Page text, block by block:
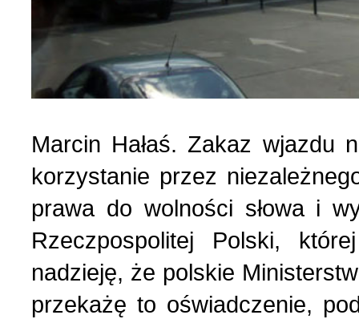
Marcin Hałaś. Zakaz wjazdu
korzystanie przez
prawa do wolności słowa i
Rzeczpospolitej Polski,
nadzieję, że polskie
przekażę to oświadczenie,